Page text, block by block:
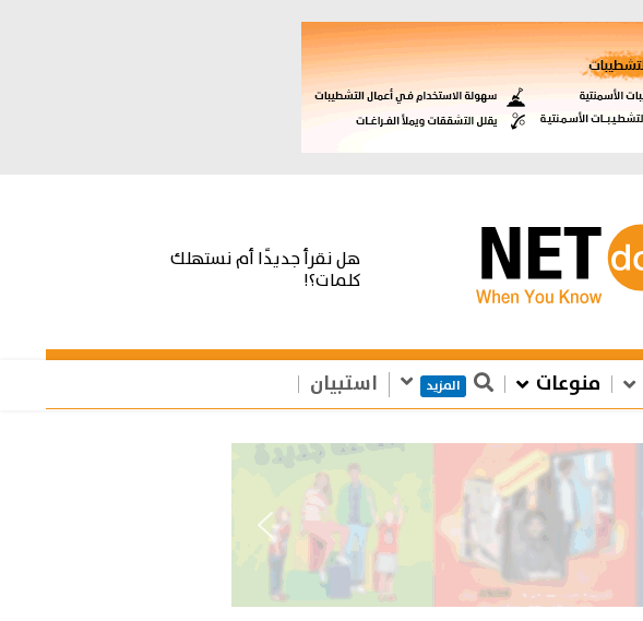
هل نقرأ جديدًا أم نستهلك
كلمات؟!
منوعات المزيد استبيان